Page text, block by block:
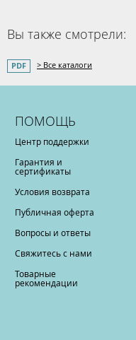
Вы также смотрели:
> Все каталоги
ПОМОЩЬ
Центр поддержки
Гарантия и
сертификаты
Условия возврата
Публичная оферта
Вопросы и ответы
Свяжитесь с нами
Товарные
рекомендации